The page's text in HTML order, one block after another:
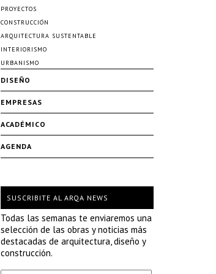
PROYECTOS
CONSTRUCCIÓN
ARQUITECTURA SUSTENTABLE
INTERIORISMO
URBANISMO
DISEÑO
EMPRESAS
ACADÉMICO
AGENDA
SUSCRIBITE AL ARQA NEWS
Todas las semanas te enviaremos una
selección de las obras y noticias más
destacadas de arquitectura, diseño y
construcción.